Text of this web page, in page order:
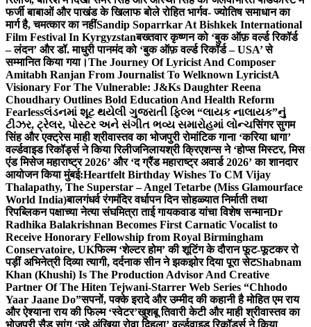
फर्जी बाबाओं और पाखंड के खिलाफ बोले रोहित भार्गव- ज्योतिष समाधान का
मार्ग है, चमत्कार का नहींSandip Soparrkar At Bishkek International
Film Festival In Kyrgyzstanबख्तवार कृष्णन को ‘बुक ऑफ़ वर्ल्ड रिकॉर्ड
– लंदन’ और डॉ. माधुरी पानमंद को ‘बुक ऑफ़ वर्ल्ड रिकॉर्ड – USA’ से
सम्मानित किया गया।The Journey Of Lyricist And Composer
Amitabh Ranjan From Journalist To Welknown LyricistA
Visionary For The Vulnerable: J&Ks Daughter Reena
Choudhary Outlines Bold Education And Health Reform
Fearlessલંડનમાં શૂટ થયેલી ગુજરાતી ફિલ્મ “લાયક નાલાયક”નું
ટીઝર, ટ્રેલર, પોસ્ટર અને સંગીત ભવ્ય સમારોહમાં લોન્ચसिंगर सुगम
सिंह और एक्ट्रेस माही श्रीवास्तव का भोजपुरी रोमांटिक गाना ‘करिया धागा’
वर्ल्डवाइड रिकॉर्ड्स ने किया रिलीजनिलायश्री क्रिएशन्स ने ‘होप्स मिस्टर, मिस
एंड मिसेज महाराष्ट्र 2026’ और ‘द ग्रैंड महाराष्ट्र अवार्ड 2026’ का शानदार
आयोजन किया मुंबई:Heartfelt Birthday Wishes To CM Vijay
Thalapathy, The Superstar – Angel Tetarbe (Miss Glamourface
World India)बालगंधर्व रंगमंदिर वर्धापन दिन सोहळ्यात निर्माती तथा
रिपब्लिकन पक्षाच्या नेत्या संघमित्रा ताई गायकवाड यांचा विशेष सन्मानDr
Radhika Balakrishnan Becomes First Carnatic Vocalist to
Receive Honorary Fellowship from Royal Birmingham
Conservatoire, UKफिल्म ‘शेल्टर होम’ की शूटिंग के दौरान फूट-फूटकर रो
पड़ीं अभिनेत्री दिव्या त्यागी, दर्दनाक सीन ने झकझोर दिया पूरा सेटShabnam
Khan (Khushi) Is The Production Advisor And Creative
Partner Of The Hiten Tejwani-Starrer Web Series “Chhodo
Yaar Jaane Do”सपनों, पक्के इरादे और उम्मीद की कहानी है मोहित एम राय
और ऐश्याना राय की फिल्म ‘स्वेटर’खुशबू तिवारी केटी और माही श्रीवास्तव का
भोजपुरी सैड सांग ‘उहे अंखिया रोवा दिहला’ वर्ल्डवाइड रिकॉर्ड्स ने किया